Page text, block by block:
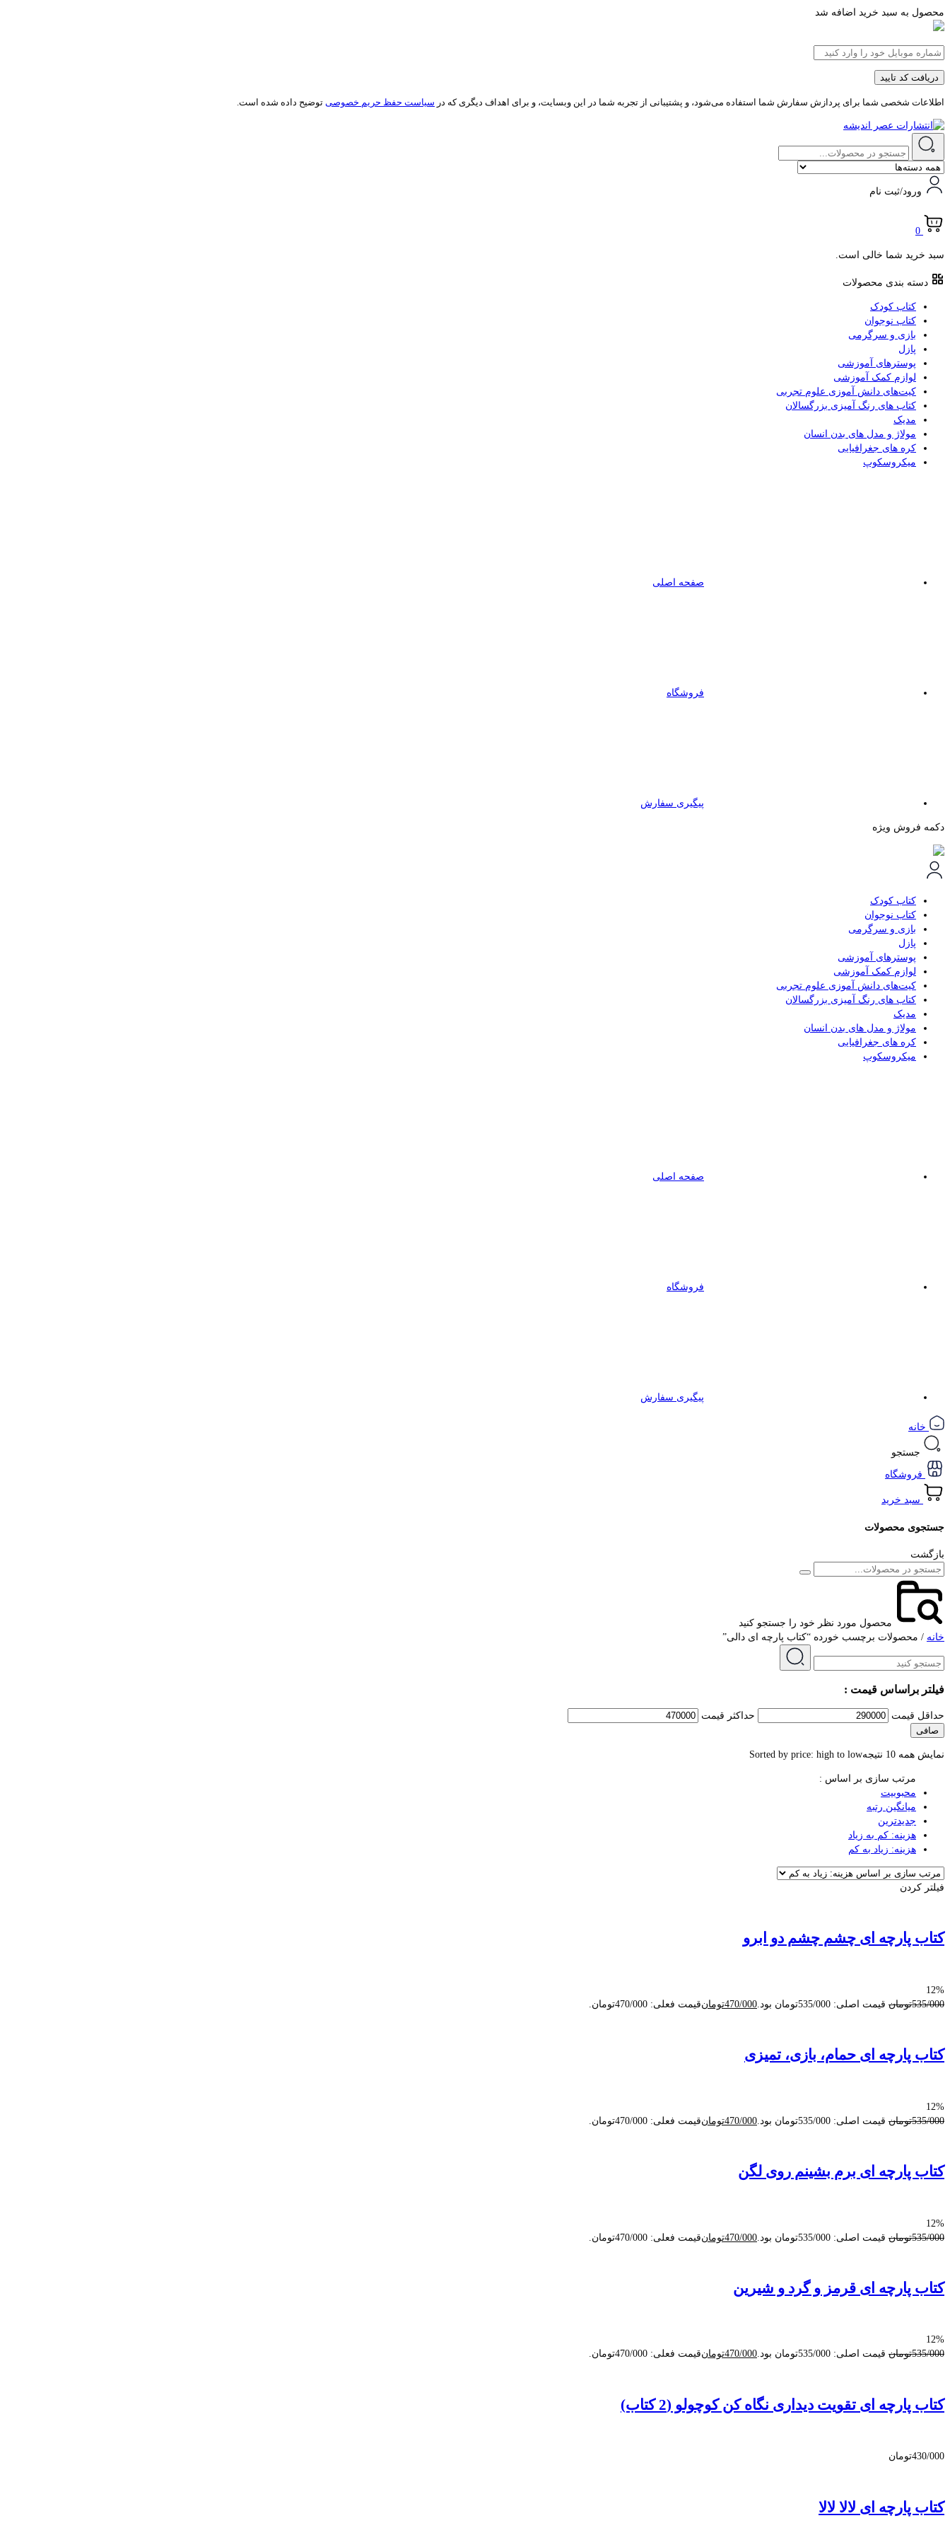
محصول به سبد خرید اضافه شد
دریافت کد تایید
اطلاعات شخصی شما برای پردازش سفارش شما استفاده می‌شود، و پشتیبانی از تجربه شما در این وبسایت، و برای اهداف دیگری که در سیاست حفظ حریم خصوصی توضیح داده شده است.
ورود/ثبت نام
0
سبد خرید شما خالی است.
دسته بندی محصولات
کتاب کودک
کتاب نوجوان
بازی و سرگرمی
پازل
پوسترهای آموزشی
لوازم کمک آموزشی
کیت‌های دانش آموزی علوم تجربی
کتاب های رنگ آمیزی بزرگسالان
مدیک
مولاژ و مدل های بدن انسان
کره های جغرافیایی
میکروسکوپ
صفحه اصلی
فروشگاه
پیگیری سفارش
دکمه فروش ویژه
کتاب کودک
کتاب نوجوان
بازی و سرگرمی
پازل
پوسترهای آموزشی
لوازم کمک آموزشی
کیت‌های دانش آموزی علوم تجربی
کتاب های رنگ آمیزی بزرگسالان
مدیک
مولاژ و مدل های بدن انسان
کره های جغرافیایی
میکروسکوپ
صفحه اصلی
فروشگاه
پیگیری سفارش
خانه
جستجو
فروشگاه
سبد خرید
جستجوی محصولات
بازگشت
محصول مورد نظر خود را جستجو کنید
خانه / محصولات برچسب خورده “کتاب پارچه ای دالی”
فیلتر براساس قیمت :
حداقل قیمت
حداكثر قيمت
صافی
نمایش همه 10 نتیجه Sorted by price: high to low
مرتب سازی بر اساس :
محبوبیت
میانگین رتبه
جدیدترین
هزینه: کم به زیاد
هزینه: زیاد به کم
فیلتر کردن
کتاب پارچه ای چشم چشم دو ابرو
12%
535/000تومان قیمت اصلی: 535/000تومان بود. 470/000تومانقیمت فعلی: 470/000تومان.
کتاب پارچه ای حمام، بازی، تمیزی
12%
535/000تومان قیمت اصلی: 535/000تومان بود. 470/000تومانقیمت فعلی: 470/000تومان.
کتاب پارچه ای برم بشینم روی لگن
12%
535/000تومان قیمت اصلی: 535/000تومان بود. 470/000تومانقیمت فعلی: 470/000تومان.
کتاب پارچه ای قرمز و گرد و شیرین
12%
535/000تومان قیمت اصلی: 535/000تومان بود. 470/000تومانقیمت فعلی: 470/000تومان.
کتاب پارچه ای تقویت دیداری نگاه کن کوچولو (2 کتاب)
430/000تومان
کتاب پارچه ای لالا لالا